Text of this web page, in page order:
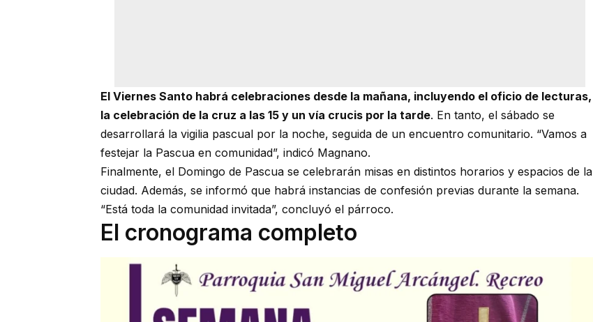
El Viernes Santo habrá celebraciones desde la mañana, incluyendo el oficio de lecturas,
la celebración de la cruz a las 15 y un vía crucis por la tarde. En tanto, el sábado se
desarrollará la vigilia pascual por la noche, seguida de un encuentro comunitario. “Vamos a
festejar la Pascua en comunidad”, indicó Magnano.
Finalmente, el Domingo de Pascua se celebrarán misas en distintos horarios y espacios de la
ciudad. Además, se informó que habrá instancias de confesión previas durante la semana.
“Está toda la comunidad invitada”, concluyó el párroco.
El cronograma completo